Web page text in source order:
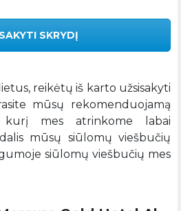
SKRYDĮ
reikėtų iš karto užsisakyti
mūsų rekomenduojamą
kurį mes atrinkome labai
mūsų siūlomų viešbučių
siūlomų viešbučių mes